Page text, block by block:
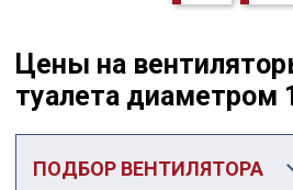
Цены на
туалета диаметром
ПОДБОР ВЕНТИЛЯТОРА